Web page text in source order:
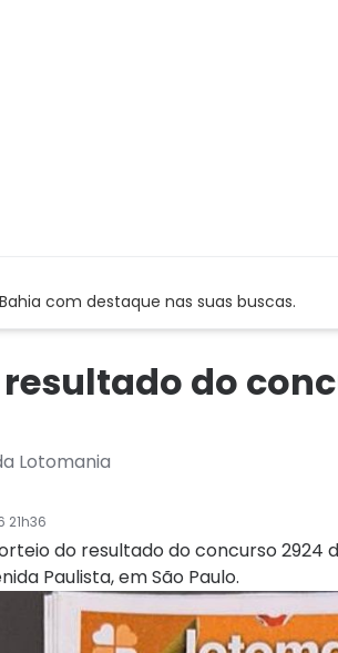
com destaque nas suas buscas.
do
Lotomania
21h36
do resultado do concurso
Paulista, em São Paulo.